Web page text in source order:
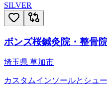
SILVER
ボンズ桜鍼灸院・整骨
埼玉県 草加市
カスタムインソールとシュ